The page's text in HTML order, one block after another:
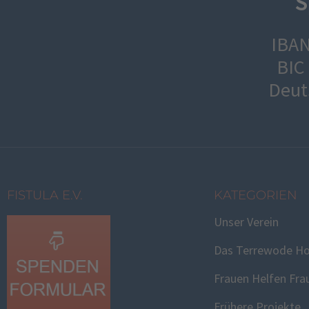
FISTULA E.V. KATEGORIEN
Unser Verein
Das Terrewode
Frauen Helfen